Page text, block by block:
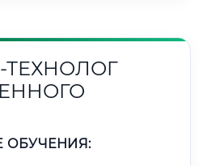
ОБУЧЕНИЯ: